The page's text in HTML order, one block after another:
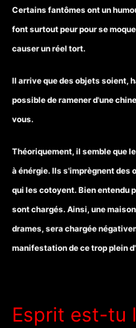
Certains fantômes ont un
font surtout peur pour se
causer un réel tort.
Il arrive que des objets soient,
possible de ramener d'une
vous.
Théoriquement, il semble que
à énérgie. Ils s'imprègnent des
qui les cotoyent. Bien entendu
sont chargés. Ainsi, une
drames, sera chargée
manifestation de ce trop plein
Esprit est-tu